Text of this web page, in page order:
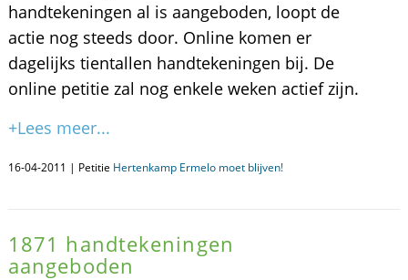
handtekeningen al is aangeboden, loopt de
actie nog steeds door. Online komen er
dagelijks tientallen handtekeningen bij. De
online petitie zal nog enkele weken actief zijn.
+Lees meer...
16-04-2011 | Petitie Hertenkamp Ermelo moet blijven!
1871 handtekeningen
aangeboden